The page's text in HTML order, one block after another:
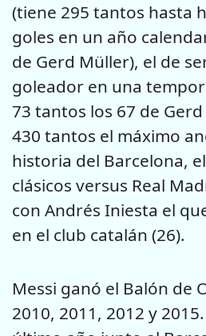
(tiene 295 tantos hasta
goles en un año
de Gerd Müller), el de
goleador en una
73 tantos los 67 de
430 tantos el máximo
historia del Barcelona,
clásicos versus Real
con Andrés Iniesta el
en el club catalán (26).
Messi ganó el Balón de
2010, 2011, 2012 y